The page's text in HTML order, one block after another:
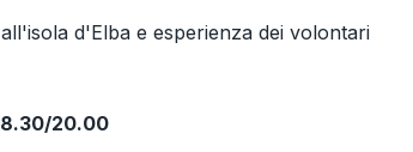
d'Elba e esperienza dei volontari
20.00